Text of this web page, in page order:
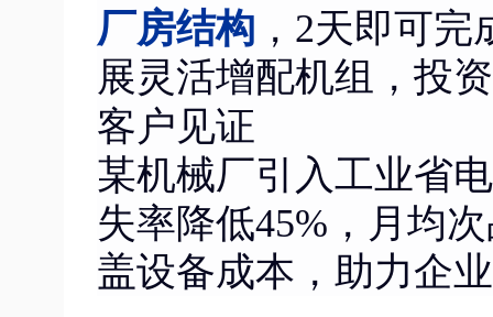
厂房结构 ，2天即可
展灵活增配机组，投
客户见证
某机械厂引入工业省
失率降低45%，月均
盖设备成本，助力企